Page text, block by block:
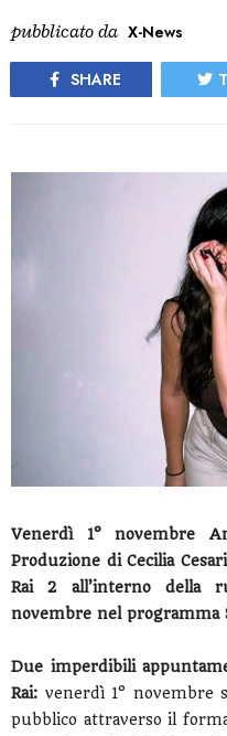
pubblicato da X-News
SHARE
Venerdì 1° novembre
Produzione di Cecilia
Rai 2 all’interno della
novembre nel programma
Due imperdibili
Rai: venerdì 1° novembre
pubblico attraverso il